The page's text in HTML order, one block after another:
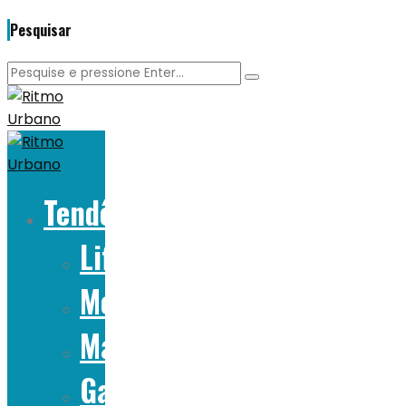
Pesquisar
Tendências
Lifestyle
Moda
Marcas
Gadgets